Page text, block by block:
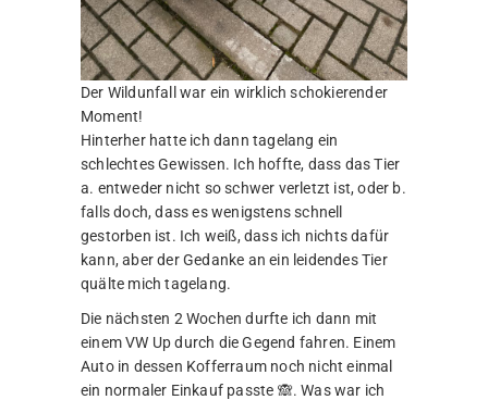
Der Wildunfall war ein wirklich schokierender
Moment!
Hinterher hatte ich dann tagelang ein
schlechtes Gewissen. Ich hoffte, dass das Tier
a. entweder nicht so schwer verletzt ist, oder b.
falls doch, dass es wenigstens schnell
gestorben ist. Ich weiß, dass ich nichts dafür
kann, aber der Gedanke an ein leidendes Tier
quälte mich tagelang.
Die nächsten 2 Wochen durfte ich dann mit
einem VW Up durch die Gegend fahren. Einem
Auto in dessen Kofferraum noch nicht einmal
ein normaler Einkauf passte 🙈. Was war ich